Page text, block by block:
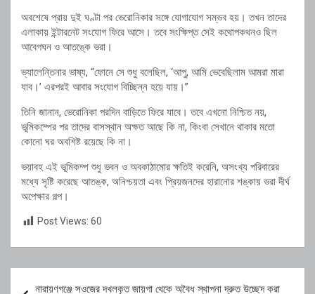
অবশেষে প্রায় দুই ঘণ্টা পর ভেরোনিকার সঙ্গে যোগাযোগ সম্ভব হয়। তখন তাদের
এলাকায় ইন্টারনেট সংযোগ ফিরে আসে। তবে সংক্ষিপ্ত সেই কথোপকথনও ছিল
আবেগঘন ও আতঙ্কে ভরা।
ভ্যালেন্তিনার ভাষ্য, “ফোনে সে শুধু বলেছিল, ‘আপু, আমি ভেবেছিলাম আমরা মারা
যাব।’ এরপরই আবার সংযোগ বিচ্ছিন্ন হয়ে যায়।”
তিনি জানান, ভেরোনিকা পরদিন বাড়িতে ফিরে যাবে। তবে এখনো নিশ্চিত নয়,
ভূমিকম্পের পর তাদের বাসস্থান অক্ষত আছে কি না, কিংবা সেখানে থাকার মতো
কোনো ঘর অবশিষ্ট রয়েছে কি না।
ভয়াবহ এই ভূমিকম্প শুধু ভবন ও অবকাঠামোর ক্ষতিই করেনি, অসংখ্য পরিবারের
মধ্যে সৃষ্টি করেছে আতঙ্ক, অনিশ্চয়তা এবং প্রিয়জনদের হারানোর শঙ্কায় ভরা দীর্ঘ
অপেক্ষার গল্প।
Post Views: 60
নারায়ণগঞ্জে সওজের দখলকৃত জায়গা থেকে অবৈধ স্থাপনা দ্রুত উচ্ছেদ করা